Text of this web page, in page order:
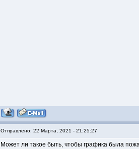
Отправлено: 22 Марта, 2021 - 21:25:27
Может ли такое быть, чтобы графика была